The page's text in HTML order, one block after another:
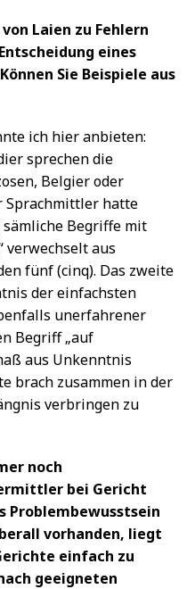
Laien zu Fehlern
eines
Sie Beispiele aus
ich hier anbieten:
sprechen die
Belgier oder
Sprachmittler hatte
Begriffe mit
verwechselt aus
fünf (cinq). Das zweite
der einfachsten
unerfahrener
Begriff „auf
aus Unkenntnis
brach zusammen in der
verbringen zu
noch
bei Gericht
Problembewusstsein
vorhanden, liegt
einfach zu
geeigneten